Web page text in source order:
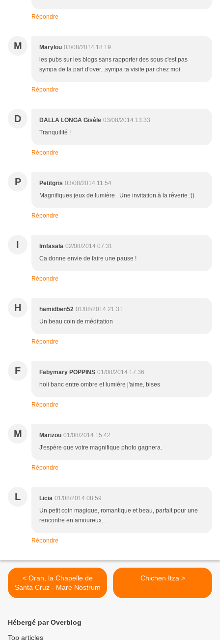
Répondre
M Marylou 03/08/2014 18:19
les pubs sur les blogs sans rapporter des sous c'est pas
sympa de la part d'over...sympa ta visite par chez moi
Répondre
D DALLA LONGA Gisèle 03/08/2014 13:33
Tranquilité !
Répondre
P Petitgris 03/08/2014 11:54
Magnifiques jeux de lumière . Une invitation à la rêverie :))
Répondre
I Imfasala 02/08/2014 07:31
Ca donne envie de faire une pause !
Répondre
H hamidben52 01/08/2014 21:31
Un beau coin de méditation
Répondre
F Fabymary POPPINS 01/08/2014 17:36
holi banc entre ombre et lumière j'aime, bises
Répondre
M Marizou 01/08/2014 15:42
J'espère que votre magnifique photo gagnera.
Répondre
L Licia 01/08/2014 08:59
Un petit coin magique, romantique et beau, parfait pour une
rencontre en amoureux...
Répondre
< Oran, la Chapelle de
Santa Cruz - Mare Nostrum
Chichen Itza >
Hébergé par Overblog
Top articles